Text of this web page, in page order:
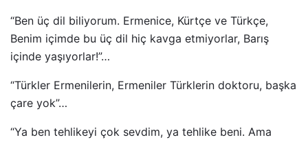
“Ben üç dil biliyorum. Ermenice, Kürtçe ve Türkçe,
Benim içimde bu üç dil hiç kavga etmiyorlar, Barış
içinde yaşıyorlar!”…
“Türkler Ermenilerin, Ermeniler Türklerin doktoru, başka
çare yok”…
“Ya ben tehlikeyi çok sevdim, ya tehlike beni. Ama